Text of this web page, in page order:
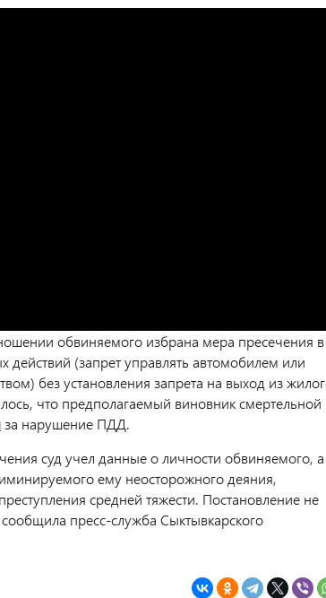
обвиняемого избрана мера пресечения в
действий (запрет управлять автомобилем или
без установления запрета на выход из
что предполагаемый виновник смертельной
за нарушение ПДД.
суд учел данные о личности обвиняемого, а
ему неосторожного деяния,
средней тяжести. Постановление не
сообщила пресс-служба Сыктывкарского